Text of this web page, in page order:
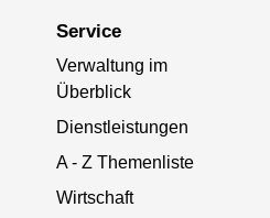
Service
Verwaltung im
Überblick
Dienstleistungen
A - Z Themenliste
Wirtschaft